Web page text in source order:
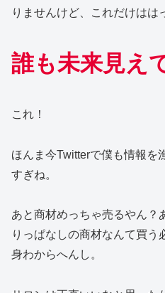
りませんけど、これだけはは
誰も未来見え
これ！
ほんま今Twitterで僕も情報を
すぎね。
あと商材めっちゃ売るやん？
りっぱなしの商材なんて買う
身わからへんし。